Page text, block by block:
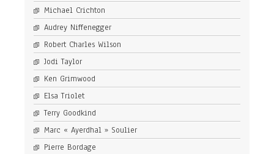
Michael Crichton
Audrey Niffenegger
Robert Charles Wilson
Jodi Taylor
Ken Grimwood
Elsa Triolet
Terry Goodkind
Marc « Ayerdhal » Soulier
Pierre Bordage